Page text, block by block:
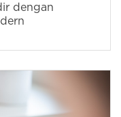
dengan